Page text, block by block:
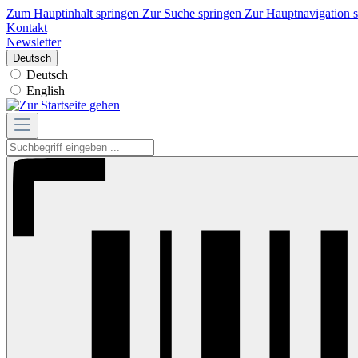
Zum Hauptinhalt springen Zur Suche springen Zur Hauptnavigation
Kontakt
Newsletter
Deutsch
Deutsch
English